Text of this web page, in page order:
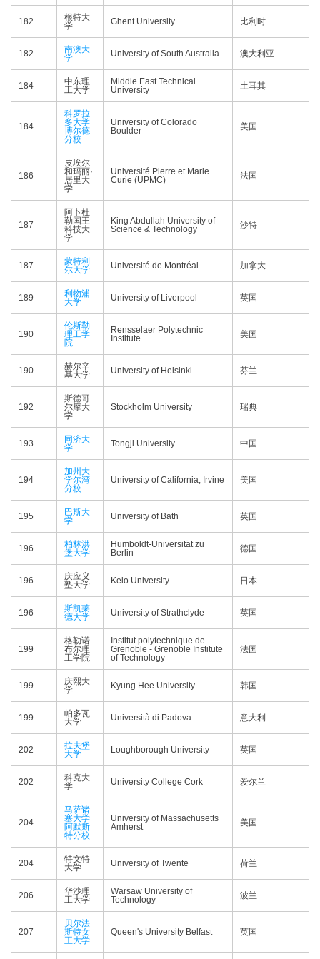
182
根特大
学
Ghent University 比利时
182
南澳大
学
University of South Australia 澳大利亚
184
中东理
工大学
Middle East Technical
University
土耳其
184
科罗拉
多大学
博尔德
分校
University of Colorado
Boulder
美国
186
皮埃尔
和玛丽·
居里大
学
Université Pierre et Marie
Curie (UPMC)
法国
187
阿卜杜
勒国王
科技大
学
King Abdullah University of
Science & Technology
沙特
187
蒙特利
尔大学
Université de Montréal 加拿大
189
利物浦
大学
University of Liverpool 英国
190
伦斯勒
理工学
院
Rensselaer Polytechnic
Institute
美国
190
赫尔辛
基大学
University of Helsinki 芬兰
192
斯德哥
尔摩大
学
Stockholm University 瑞典
193
同济大
学
Tongji University 中国
194
加州大
学尔湾
分校
University of California, Irvine 美国
195
巴斯大
学
University of Bath 英国
196
柏林洪
堡大学
Humboldt-Universität zu
Berlin
德国
196
庆应义
塾大学
Keio University 日本
196
斯凯莱
德大学
University of Strathclyde 英国
199
格勒诺
布尔理
工学院
Institut polytechnique de
Grenoble - Grenoble Institute
of Technology
法国
199
庆熙大
学
Kyung Hee University 韩国
199
帕多瓦
大学
Università di Padova 意大利
202
拉夫堡
大学
Loughborough University 英国
202
科克大
学
University College Cork 爱尔兰
204
马萨诸
塞大学
阿默斯
特分校
University of Massachusetts
Amherst
美国
204
特文特
大学
University of Twente 荷兰
206
华沙理
工大学
Warsaw University of
Technology
波兰
207
贝尔法
斯特女
王大学
Queen's University Belfast 英国